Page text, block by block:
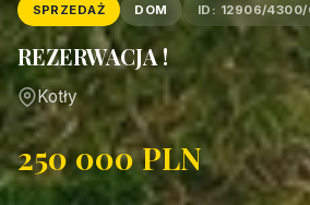
SPRZEDAŻ DOM ID: 12906/4300/
REZERWACJA !
Kotły
250 000 PLN